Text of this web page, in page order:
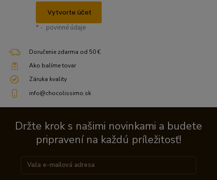
Vytvorte účet
* - povinné údaje
Doručenie zdarma od 50 €
Ako balíme tovar
Záruka kvality
info@chocolissimo.sk
Držte krok s našimi novinkami a budete
pripravení na každú príležitosť!